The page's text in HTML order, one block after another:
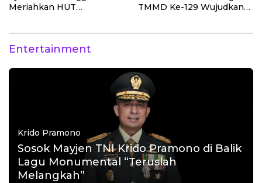
Meriahkan HUT
TMMD Ke-129 Wujudkan
Entertainment
Krido Pramono
Sosok Mayjen TNI Krido Pramono di Balik
Lagu Monumental “Teruslah
Melangkah”